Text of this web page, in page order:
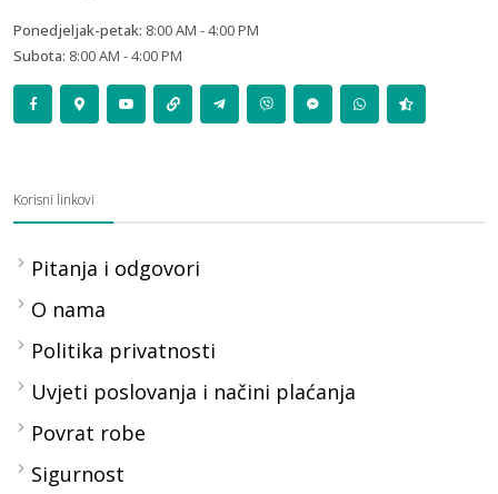
Ponedjeljak-petak: 8:00 AM - 4:00 PM
Subota: 8:00 AM - 4:00 PM
Korisni linkovi
Pitanja i odgovori
O nama
Politika privatnosti
Uvjeti poslovanja i načini plaćanja
Povrat robe
Sigurnost